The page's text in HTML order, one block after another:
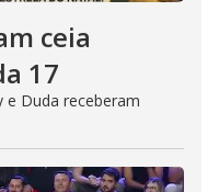
ceia
17
e Duda receberam